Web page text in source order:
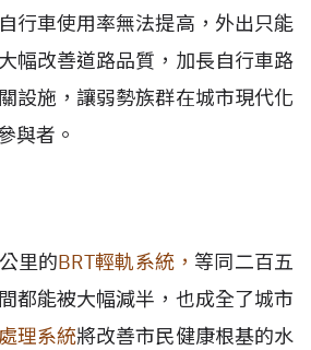
行車使用率無法提高，外出只能
幅改善道路品質，加長自行車路
設施，讓弱勢族群在城市現代化
與者。
里的BRT輕軌系統， 等同二百五
都能被大幅減半，也成全了城市
理系統將改善市民健康根基的水